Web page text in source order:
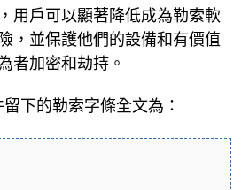
用戶可以顯著降低成為勒索軟
，並保護他們的設備和有價值
者加密和劫持。
下的勒索字條全文為：